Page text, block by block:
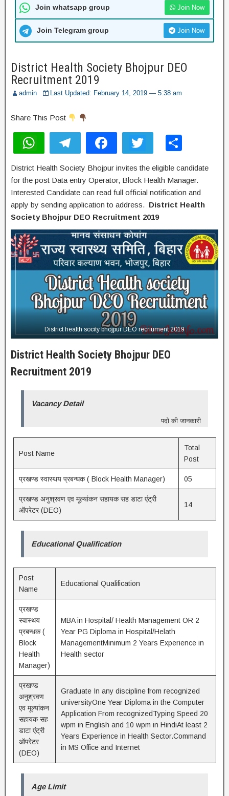
Join whatsapp group Join Now
Join Telegram group Join Now
District Health Society Bhojpur DEO
Recruitment 2019
admin Last Updated: February 14, 2019 — 5:38 am
Share This Post
h
at
s
A
p
p
el
e
gr
a
m
a
c
e
b
o
o
k
wi
tt
er
ar
e
District Health Society Bhojpur invites the eligible candidate
for the post Data entry Operator, Block Health Manager.
Interested Candidate can read full official notification and
apply by sending application to address. District Health
Society Bhojpur DEO Recruitment 2019
District health socity bhojpur DEO recriument 2019
District Health Society Bhojpur DEO
Recruitment 2019
Vacancy Detail
पदो की जानकारी
Post Name
Total
Post
प्रखण्ड स्वास्थय प्रबन्धक ( Block Health Manager) 05
प्रखण्ड अनुश्रवण एव मूल्यांकन सहायक सह डाटा एंट्री
ऑपरेटर (DEO)
14
Educational Qualification
Post
Name
Educational Qualification
प्रखण्ड
स्वास्थय
प्रबन्धक (
Block
Health
Manager)
MBA in Hospital/ Health Management OR 2
Year PG Diploma in Hospital/Helath
ManagementMinimum 2 Years Experience in
Health sector
प्रखण्ड
अनुश्रवण
एव मूल्यांकन
सहायक सह
डाटा एंट्री
ऑपरेटर
(DEO)
Graduate In any discipline from recognized
universityOne Year Diploma in the Computer
Application From recognizedTyping Speed 20
wpm in English and 10 wpm in HindiAt least 2
Years Experience in Health Sector.Command
in MS Office and Internet
Age Limit